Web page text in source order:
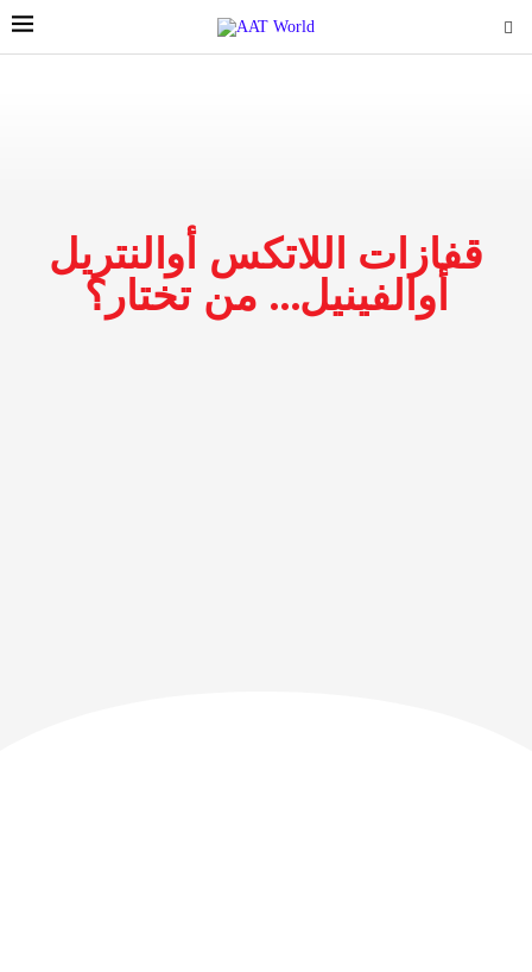
قفازات اللاتكس أوالنتريل
أوالفينيل… من تختار؟